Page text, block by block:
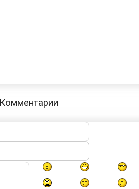
Комментарии